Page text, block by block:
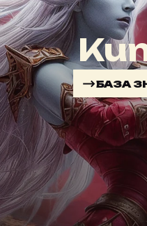
БАЗА